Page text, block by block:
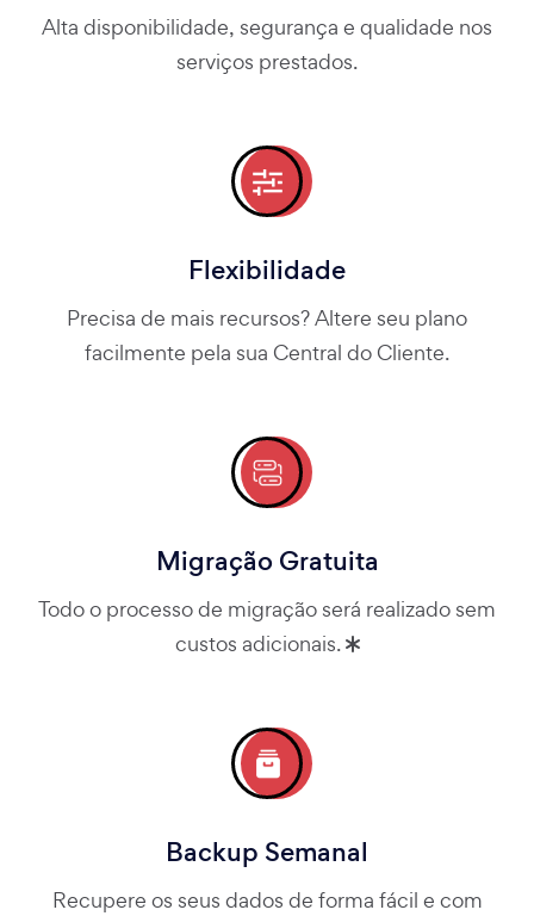
Alta disponibilidade, segurança e qualidade nos
serviços prestados.
Flexibilidade
Precisa de mais recursos? Altere seu plano
facilmente pela sua Central do Cliente.
Migração Gratuita
Todo o processo de migração será realizado sem
custos adicionais.
Backup Semanal
Recupere os seus dados de forma fácil e com